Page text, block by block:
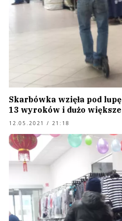
Skarbówka wzięła pod
13 wyroków i dużo
12.05.2021 / 21:18